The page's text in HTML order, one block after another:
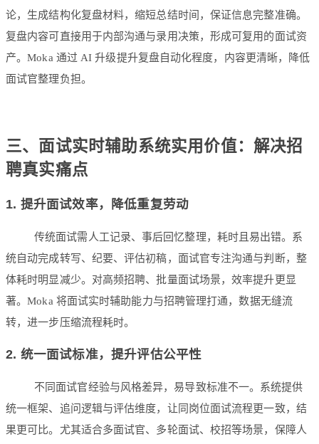
论，生成结构化复盘材料，缩短总结时间，保证信息完整准确。
复盘内容可直接用于内部沟通与录用决策，形成可复用的面试资
产。Moka 通过 AI 升级提升复盘自动化程度，内容更清晰，降低
面试官整理负担。
三、面试实时辅助系统实用价值：解决招
聘真实痛点
1. 提升面试效率，降低重复劳动
传统面试需人工记录、事后回忆整理，耗时且易出错。系
统自动完成转写、纪要、评估初稿，面试官专注沟通与判断，整
体耗时明显减少。对高频招聘、批量面试场景，效率提升更显
著。Moka 将面试实时辅助能力与招聘管理打通，数据无缝流
转，进一步压缩流程耗时。
2. 统一面试标准，提升评估公平性
不同面试官经验与风格差异，易导致标准不一。系统提供
统一框架、追问逻辑与评估维度，让同岗位面试流程更一致，结
果更可比。尤其适合多面试官、多轮面试、校招等场景，保障人